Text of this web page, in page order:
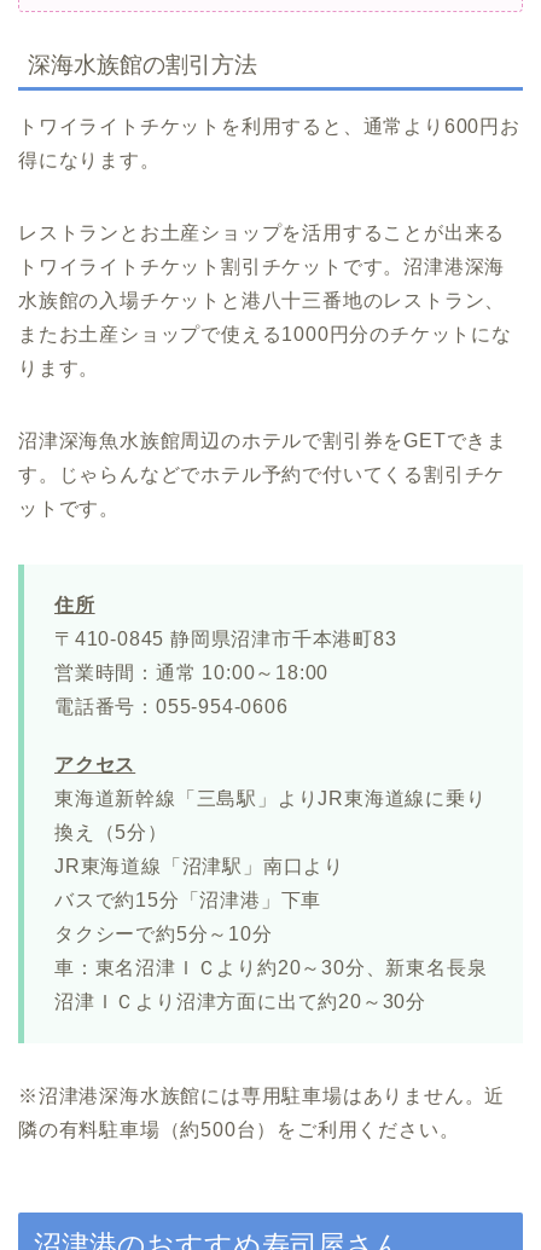
深海水族館の割引方法
トワイライトチケットを利用すると、通常より600円お
得になります。
レストランとお土産ショップを活用することが出来る
トワイライトチケット割引チケットです。沼津港深海
水族館の入場チケットと港八十三番地のレストラン、
またお土産ショップで使える1000円分のチケットにな
ります。
沼津深海魚水族館周辺のホテルで割引券をGETできま
す。じゃらんなどでホテル予約で付いてくる割引チケ
ットです。
住所
〒410-0845 静岡県沼津市千本港町83
営業時間：通常 10:00～18:00
電話番号：055-954-0606
アクセス
東海道新幹線「三島駅」よりJR東海道線に乗り
換え（5分）
JR東海道線「沼津駅」南口より
バスで約15分「沼津港」下車
タクシーで約5分～10分
車：東名沼津ＩＣより約20～30分、新東名長泉
沼津ＩＣより沼津方面に出て約20～30分
※沼津港深海水族館には専用駐車場はありません。近
隣の有料駐車場（約500台）をご利用ください。